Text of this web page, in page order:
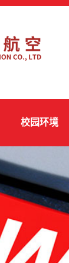
校园环境